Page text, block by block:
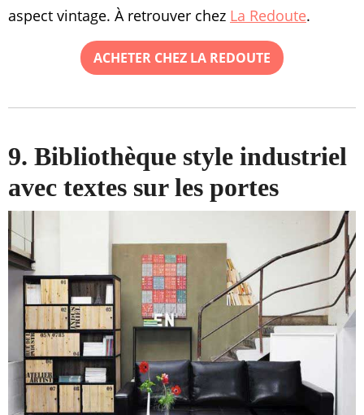
aspect vintage. À retrouver chez La Redoute.
ACHETER CHEZ LA REDOUTE
9. Bibliothèque style industriel
avec textes sur les portes